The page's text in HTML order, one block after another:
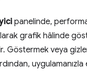
panelinde,
grafik hâlinde
Göstermek veya
uygulamanızla